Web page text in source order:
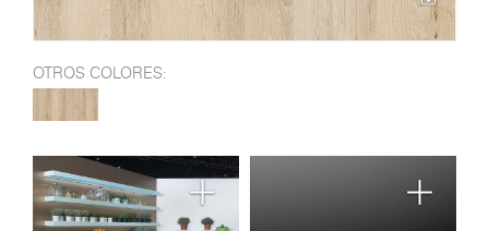
OTROS COLORES: